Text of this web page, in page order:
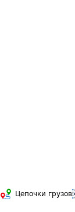
Цепочки грузов